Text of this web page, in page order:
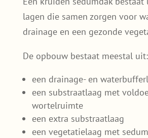
lagen die samen zorgen voor
drainage en een gezonde
De opbouw bestaat meestal uit:
een drainage- en
een substraatlaag met
wortelruimte
een extra substraatlaag
een vegetatielaag met